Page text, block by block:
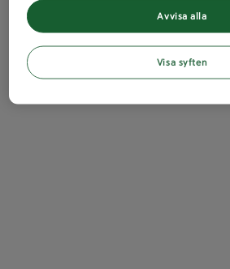
Avvisa alla
Visa syften